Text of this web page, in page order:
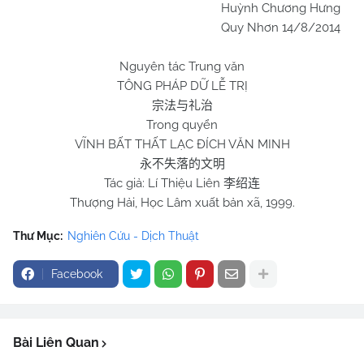
Huỳnh Chương Hưng
Quy Nhơn 14/8/2014
Nguyên tác Trung văn
TÔNG PHÁP DỮ LỄ TRỊ
宗法与礼治
Trong quyển
VĨNH BẤT THẤT LẠC ĐÍCH VĂN MINH
永不失落的文明
Tác giả: Lí Thiệu Liên 李绍连
Thượng Hải, Học Lâm xuất bản xã, 1999.
Thư Mục: Nghiên Cứu - Dịch Thuật
Facebook
Bài Liên Quan